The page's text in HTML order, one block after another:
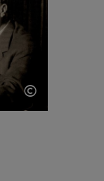
©